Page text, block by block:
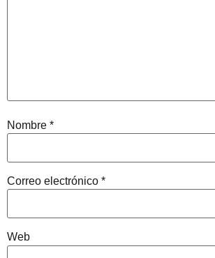
Nombre *
Correo electrónico *
Web